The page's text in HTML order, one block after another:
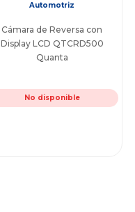
Automotriz
Cámara de Reversa con
Display LCD QTCRD500
Quanta
No disponible